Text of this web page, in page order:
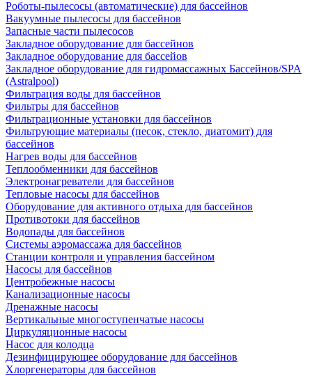
Роботы-пылесосы (автоматические) для бассейнов
Вакуумные пылесосы для бассейнов
Запасные части пылесосов
Закладное оборудование для бассейнов
Закладное оборудование для бассейов
Закладное оборудование для гидромассажных Бассейнов/SPA
(Astralpool)
Фильтрация воды для бассейнов
Фильтры для бассейнов
Фильтрационные установки для бассейнов
Фильтрующие материалы (песок, стекло, диатомит) для
бассейнов
Нагрев воды для бассейнов
Теплообменники для бассейнов
Электронагреватели для бассейнов
Тепловые насосы для бассейнов
Оборудование для активного отдыха для бассейнов
Противотоки для бассейнов
Водопады для бассейнов
Системы аэромассажа для бассейнов
Станции контроля и управления бассейном
Насосы для бассейнов
Центробежные насосы
Канализационные насосы
Дренажные насосы
Вертикальные многоступенчатые насосы
Циркуляционные насосы
Насос для колодца
Дезинфицирующее оборудование для бассейнов
Хлоргенераторы для бассейнов